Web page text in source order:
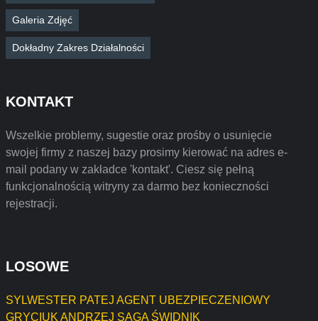
Galeria Zdjęć
Dokładny Zakres Działalności
KONTAKT
Wszelkie problemy, sugestie oraz prośby o usunięcie
swojej firmy z naszej bazy prosimy kierować na adres e-
mail podany w zakładce 'kontakt'. Ciesz się pełną
funkcjonalnością witryny za darmo bez konieczności
rejestracji.
LOSOWE
SYLWESTER PATEJ AGENT UBEZPIECZENIOWY
GRYCIUK ANDRZEJ SAGA ŚWIDNIK